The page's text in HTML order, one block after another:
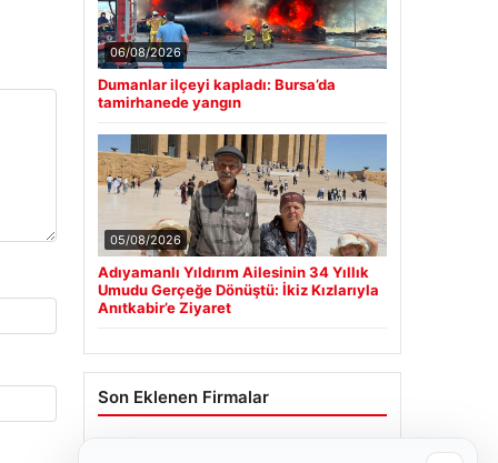
06/08/2026
Dumanlar ilçeyi kapladı: Bursa’da
tamirhanede yangın
05/08/2026
Adıyamanlı Yıldırım Ailesinin 34 Yıllık
Umudu Gerçeğe Dönüştü: İkiz Kızlarıyla
Anıtkabir’e Ziyaret
Son Eklenen Firmalar